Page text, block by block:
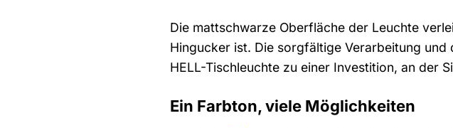
Die mattschwarze Oberfläche der Leuchte
Hingucker ist. Die sorgfältige Verarbeitung
HELL-Tischleuchte zu einer Investition, an der
Ein Farbton, viele Möglichkeiten